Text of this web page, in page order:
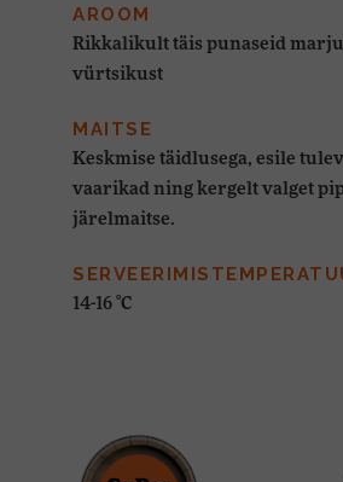
AROOM
Rikkalikult täis punaseid
vürtsikust
MAITSE
Keskmise täidlusega, esile
vaarikad ning kergelt valget
järelmaitse.
14-16 °C